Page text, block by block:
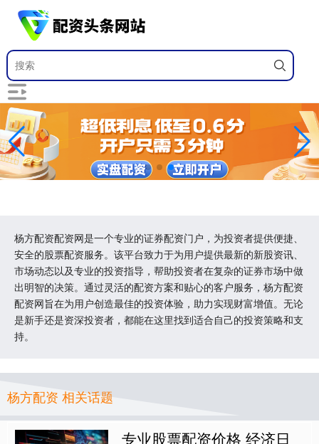
杨方配资配资网是一个专业的证券配资门户，为投资者提供便捷、
安全的股票配资服务。该平台致力于为用户提供最新的新股资讯、
市场动态以及专业的投资指导，帮助投资者在复杂的证券市场中做
出明智的决策。通过灵活的配资方案和贴心的客户服务，杨方配资
配资网旨在为用户创造最佳的投资体验，助力实现财富增值。无论
是新手还是资深投资者，都能在这里找到适合自己的投资策略和支
持。
杨方配资 相关话题
专业股票配资价格 经济日